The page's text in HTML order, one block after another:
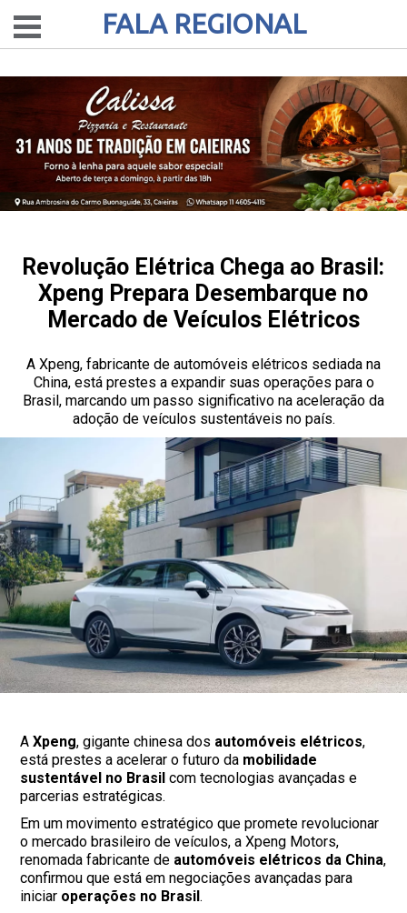
FALA REGIONAL
Revolução Elétrica Chega ao Brasil:
Xpeng Prepara Desembarque no
Mercado de Veículos Elétricos
A Xpeng, fabricante de automóveis elétricos sediada na
China, está prestes a expandir suas operações para o
Brasil, marcando um passo significativo na aceleração da
adoção de veículos sustentáveis no país.
AXpeng, gigante chinesa dos automóveis elétricos,
está prestes a acelerar o futuro da mobilidade
sustentável no Brasil com tecnologias avançadas e
parcerias estratégicas.
Em um movimento estratégico que promete revolucionar
o mercado brasileiro de veículos, a Xpeng Motors,
renomada fabricante de automóveis elétricos da China,
confirmou que está em negociações avançadas para
iniciar operações no Brasil.